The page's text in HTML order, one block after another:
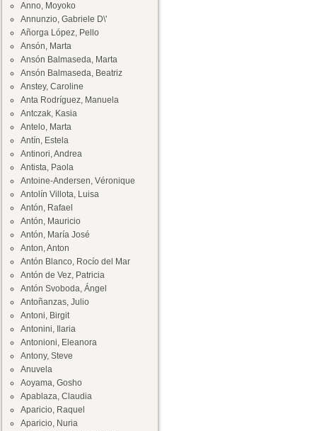
Anno, Moyoko
Annunzio, Gabriele D\'
Añorga López, Pello
Ansón, Marta
Ansón Balmaseda, Marta
Ansón Balmaseda, Beatriz
Anstey, Caroline
Anta Rodríguez, Manuela
Antczak, Kasia
Antelo, Marta
Antín, Estela
Antinori, Andrea
Antista, Paola
Antoine-Andersen, Véronique
Antolín Villota, Luisa
Antón, Rafael
Antón, Mauricio
Antón, María José
Anton, Anton
Antón Blanco, Rocío del Mar
Antón de Vez, Patricia
Antón Svoboda, Ángel
Antoñanzas, Julio
Antoni, Birgit
Antonini, Ilaria
Antonioni, Eleanora
Antony, Steve
Anuvela
Aoyama, Gosho
Apablaza, Claudia
Aparicio, Raquel
Aparicio, Nuria